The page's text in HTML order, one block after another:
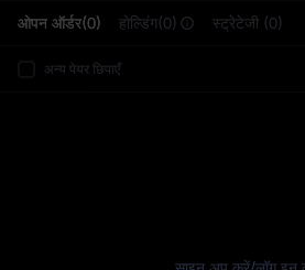
ओपन ऑर्डर(0) होल्डिंग(0) स्ट्रेटेजी (0)
अन्य पेयर छिपाएँ